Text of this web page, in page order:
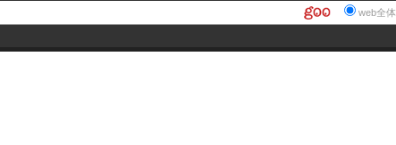
web全体